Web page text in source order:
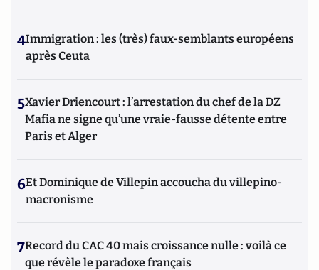
4Immigration : les (très) faux-semblants européens
après Ceuta
5Xavier Driencourt : l’arrestation du chef de la DZ
Mafia ne signe qu’une vraie-fausse détente entre
Paris et Alger
6Et Dominique de Villepin accoucha du villepino-
macronisme
7Record du CAC 40 mais croissance nulle : voilà ce
que révèle le paradoxe français